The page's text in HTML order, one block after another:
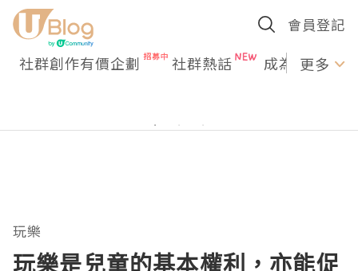
會員登記
社群創作有價企劃 社群熱話 成為U更多
玩樂
玩樂是兒童的基本權利，亦能促